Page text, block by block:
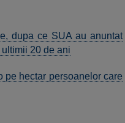
dupa ce SUA au anuntat
20 de ani
pe hectar persoanelor care